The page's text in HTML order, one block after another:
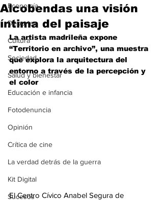
Economía
Deportes
Cultura
Sociedad
Salud y bienestar
Educación e infancia
Fotodenuncia
Opinión
Crítica de cine
La verdad detrás de la guerra
Kit Digital
Sucesos
Alcobendas una visión
íntima del paisaje
La artista madrileña expone
“Territorio en archivo”, una muestra
que explora la arquitectura del
entorno a través de la percepción y
el color
El Centro Cívico Anabel Segura de